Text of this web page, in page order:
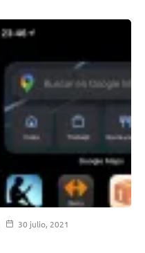
30 julio, 2021